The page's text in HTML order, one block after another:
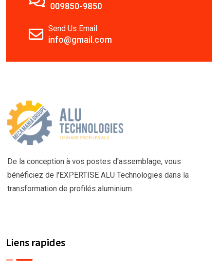
009850-9850
Send Us Email
info@gmail.com
De la conception à vos postes d'assemblage, vous
bénéficiez de l'EXPERTISE ALU Technologies dans la
transformation de profilés aluminium.
Liens rapides